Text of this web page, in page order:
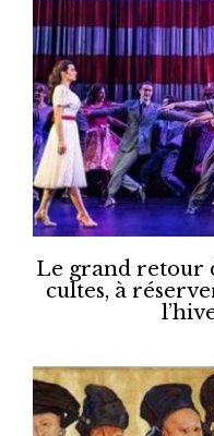
Le grand retour
cultes, à